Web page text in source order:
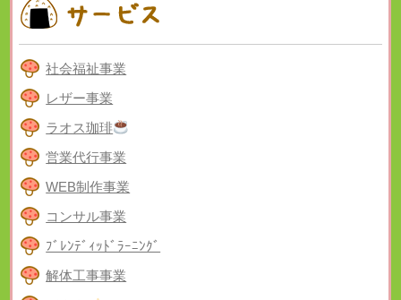
社会福祉事業
レザー事業
ラオス珈琲
営業代行事業
WEB制作事業
コンサル事業
ﾌﾞﾚﾝﾃﾞｨｯﾄﾞﾗｰﾆﾝｸﾞ
解体工事事業